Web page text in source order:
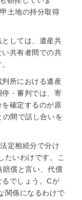
土地の持分取得
しては、遺産共
共有者間での共
所における遺産
・審判では、寄
確定するのが原
の間で話し合いを
定相続分で分け
たいわけです。こ
賠償と言い、代償
でしょう。Cが
関係になるわけで